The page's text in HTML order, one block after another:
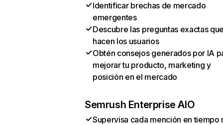
Identificar brechas de mercado
emergentes
Descubre las preguntas exactas
hacen los usuarios
Obtén consejos generados por IA
mejorar tu producto, marketing y
posición en el mercado
Semrush Enterprise AIO
Supervisa cada mención en tiempo